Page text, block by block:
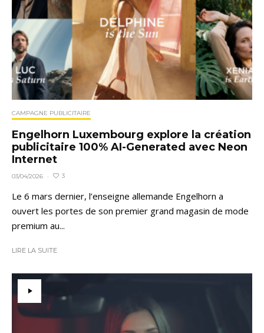
CAMPAGNE PUBLICITAIRE
Engelhorn Luxembourg explore la création
publicitaire 100% AI-Generated avec Neon
Internet
03/04/2026 · 3
Le 6 mars dernier, l’enseigne allemande Engelhorn a
ouvert les portes de son premier grand magasin de mode
premium au...
LIRE LA SUITE